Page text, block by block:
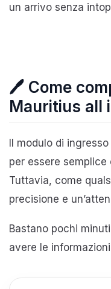
un arrivo senza
🖊️ Come
Mauritius all
Il modulo di
per essere
Tuttavia, come
precisione e
Bastano pochi
avere le